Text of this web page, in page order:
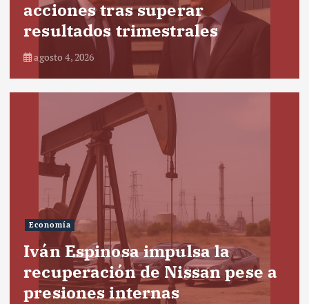
acciones tras superar
resultados trimestrales
agosto 4, 2026
Economía
Iván Espinosa impulsa la
recuperación de Nissan pese a
presiones internas